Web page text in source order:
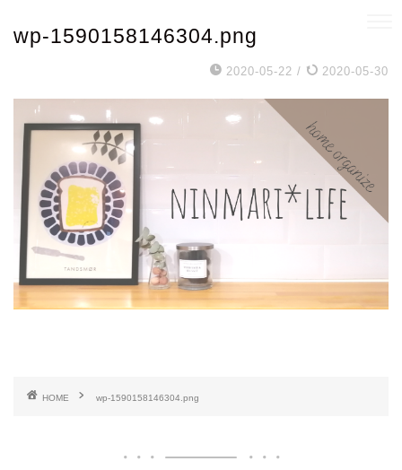
wp-1590158146304.png
2020-05-22 / 2020-05-30
HOME wp-1590158146304.png